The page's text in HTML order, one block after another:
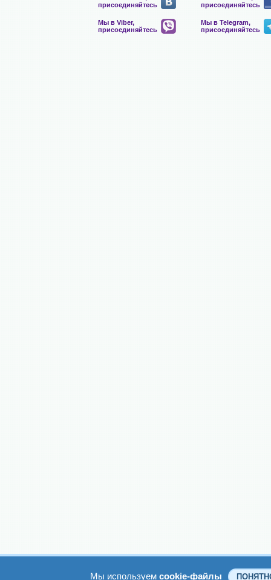
присоединяйтесь
присоединяйтесь
Мы в Viber,
присоединяйтесь
Мы в Telegram,
присоединяйтесь
Мы используем cookie-файлы